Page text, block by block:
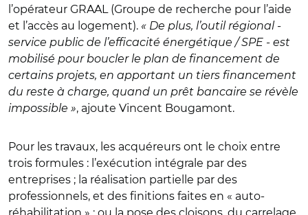
l’opérateur GRAAL (Groupe de recherche pour l’aide
et l’accès au logement). « De plus, l’outil régional -
service public de l’efficacité énergétique / SPE - est
mobilisé pour boucler le plan de financement de
certains projets, en apportant un tiers financement
du reste à charge, quand un prêt bancaire se révèle
impossible », ajoute Vincent Bougamont.
Pour les travaux, les acquéreurs ont le choix entre
trois formules : l’exécution intégrale par des
entreprises ; la réalisation partielle par des
professionnels, et des finitions faites en « auto-
réhabilitation » ; ou la pose des cloisons, du carrelage